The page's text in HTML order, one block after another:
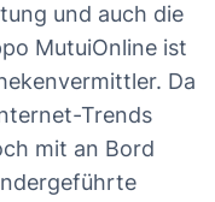
und auch die
MutuiOnline ist
Da
Trends
mit an Bord